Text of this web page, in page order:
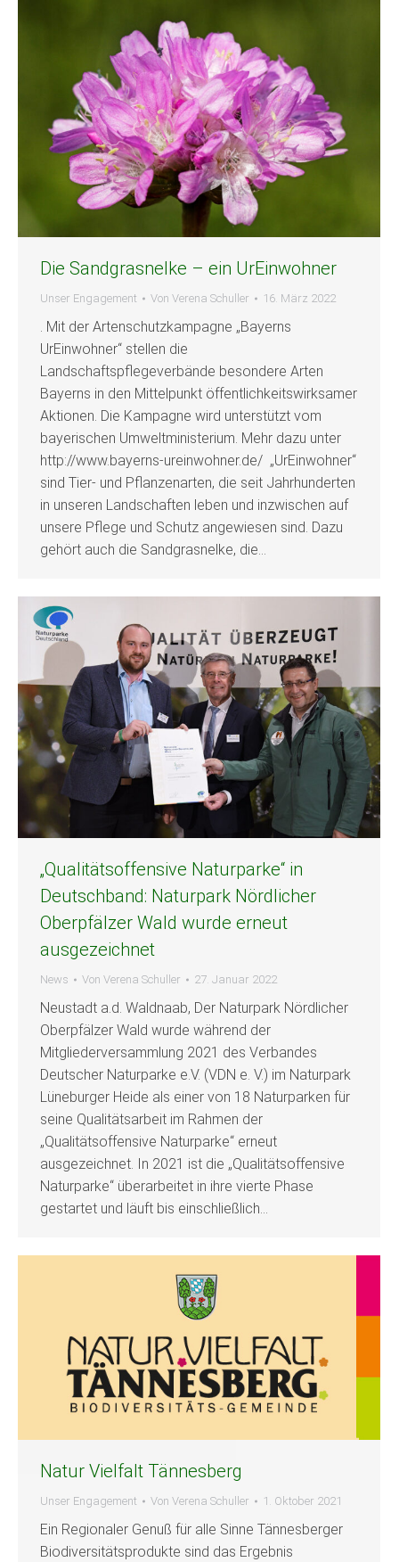
Die Sandgrasnelke – ein UrEinwohner
Unser Engagement Von Verena Schuller 16. März 2022
. Mit der Artenschutzkampagne „Bayerns
UrEinwohner“ stellen die
Landschaftspflegeverbände besondere Arten
Bayerns in den Mittelpunkt öffentlichkeitswirksamer
Aktionen. Die Kampagne wird unterstützt vom
bayerischen Umweltministerium. Mehr dazu unter
http://www.bayerns-ureinwohner.de/ „UrEinwohner“
sind Tier- und Pflanzenarten, die seit Jahrhunderten
in unseren Landschaften leben und inzwischen auf
unsere Pflege und Schutz angewiesen sind. Dazu
gehört auch die Sandgrasnelke, die…
„Qualitätsoffensive Naturparke“ in
Deutschband: Naturpark Nördlicher
Oberpfälzer Wald wurde erneut
ausgezeichnet
News Von Verena Schuller 27. Januar 2022
Neustadt a.d. Waldnaab, Der Naturpark Nördlicher
Oberpfälzer Wald wurde während der
Mitgliederversammlung 2021 des Verbandes
Deutscher Naturparke e.V. (VDN e. V.) im Naturpark
Lüneburger Heide als einer von 18 Naturparken für
seine Qualitätsarbeit im Rahmen der
„Qualitätsoffen­sive Naturparke“ erneut
ausgezeichnet. In 2021 ist die „Quali­tätsoffensive
Naturparke“ überarbeitet in ihre vierte Phase
gestartet und läuft bis einschließlich…
Natur Vielfalt Tännesberg
Unser Engagement Von Verena Schuller 1. Oktober 2021
Ein Regionaler Genuß für alle Sinne Tännesberger
Biodiversitätsprodukte sind das Ergebnis